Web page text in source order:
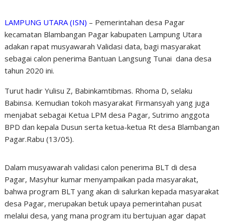
LAMPUNG UTARA (ISN) – Pemerintahan desa Pagar
kecamatan Blambangan Pagar kabupaten Lampung Utara
adakan rapat musyawarah Validasi data, bagi masyarakat
sebagai calon penerima Bantuan Langsung Tunai dana desa
tahun 2020 ini.
Turut hadir Yulisu Z, Babinkamtibmas. Rhoma D, selaku
Babinsa. Kemudian tokoh masyarakat Firmansyah yang juga
menjabat sebagai Ketua LPM desa Pagar, Sutrimo anggota
BPD dan kepala Dusun serta ketua-ketua Rt desa Blambangan
Pagar.Rabu (13/05).
Dalam musyawarah validasi calon penerima BLT di desa
Pagar, Masyhur kumar menyampaikan pada masyarakat,
bahwa program BLT yang akan di salurkan kepada masyarakat
desa Pagar, merupakan betuk upaya pemerintahan pusat
melalui desa, yang mana program itu bertujuan agar dapat